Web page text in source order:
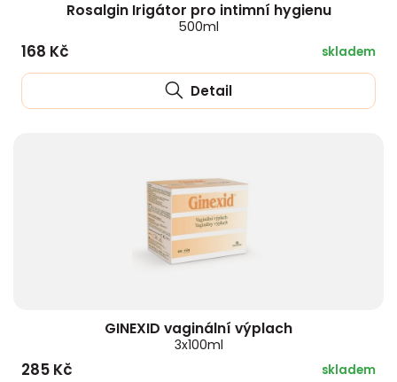
Rosalgin Irigátor pro intimní hygienu
500ml
168 Kč skladem
Detail
GINEXID vaginální výplach
3x100ml
285 Kč skladem